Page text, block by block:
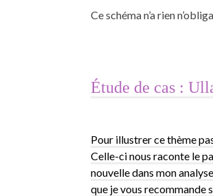
Ce schéma n’a rien
Étude de cas :
Pour illustrer ce thème
Celle-ci nous raconte le
nouvelle dans mon
que je vous